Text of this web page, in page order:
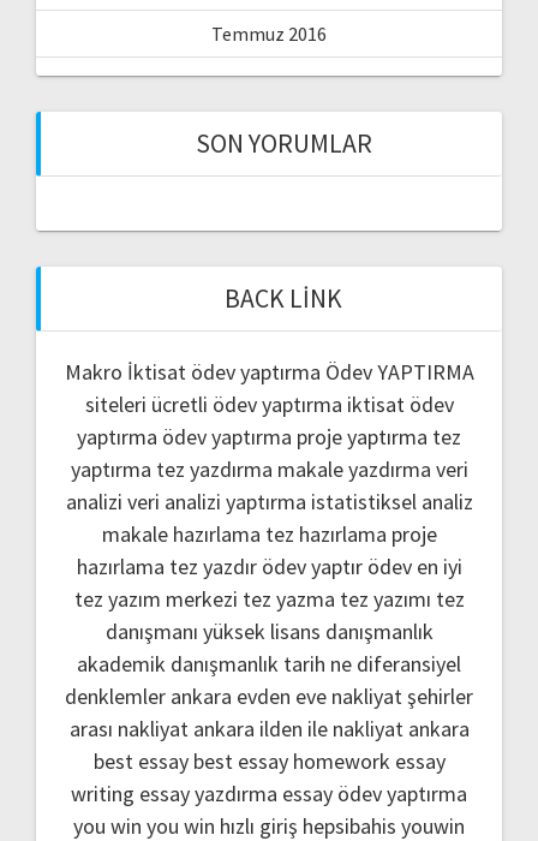
Temmuz 2016
SON YORUMLAR
BACK LINK
Makro İktisat ödev yaptırma Ödev YAPTIRMA
siteleri ücretli ödev yaptırma iktisat ödev
yaptırma ödev yaptırma proje yaptırma tez
yaptırma tez yazdırma makale yazdırma veri
analizi veri analizi yaptırma istatistiksel analiz
makale hazırlama tez hazırlama proje
hazırlama tez yazdır ödev yaptır ödev en iyi
tez yazım merkezi tez yazma tez yazımı tez
danışmanı yüksek lisans danışmanlık
akademik danışmanlık tarih ne diferansiyel
denklemler ankara evden eve nakliyatşehirler
arası nakliyat ankara ilden ile nakliyat ankara
best essay best essay homework essay
writing essay yazdırma essay ödev yaptırma
you win you win hızlı giriş hepsibahis youwin